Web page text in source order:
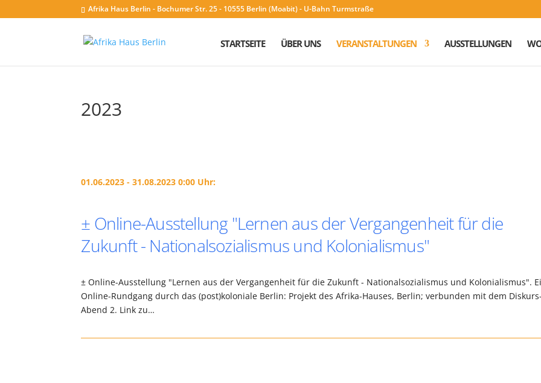
Afrika Haus Berlin - Bochumer Str. 25 - 10555 Berlin (Moabit) - U-Bahn Turmstraße
STARTSEITE ÜBER UNS VERANSTALTUNGEN AUSSTELLUNGEN
2023
01.06.2023 - 31.08.2023 0:00 Uhr:
± Online-Ausstellung "Lernen aus der Vergangenheit für die
Zukunft - Nationalsozialismus und Kolonialismus"
± Online-Ausstellung "Lernen aus der Vergangenheit für die Zukunft - Nationalsozialismus und Kolonialismus".
Online-Rundgang durch das (post)koloniale Berlin: Projekt des Afrika-Hauses, Berlin; verbunden mit dem
Abend 2. Link zu…